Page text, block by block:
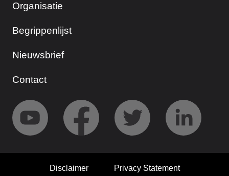
Organisatie
Begrippenlijst
Nieuwsbrief
Contact
Disclaimer Privacy Statement